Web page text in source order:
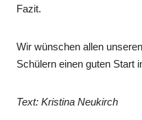
Fazit.
Wir wünschen allen
Schülern einen guten Start
Text: Kristina Neukirch